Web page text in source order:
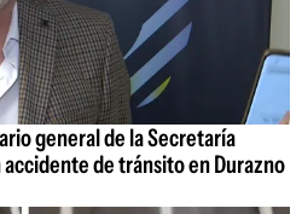
general de la Secretaría
accidente de tránsito en Durazno